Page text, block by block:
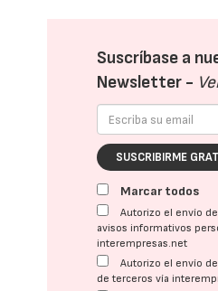
Suscríbase a
Newsletter -
SUSCRIBIRME
Marcar todos
Autorizo el envío
avisos informativos
interempresas.net
Autorizo el envío
de terceros vía